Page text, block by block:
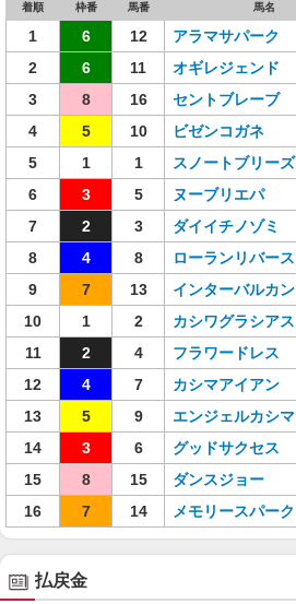
着順 枠番 馬番 馬名
1 6 12 アラマサパーク
2
6 11 オギレジェンド
3
8 16 セントブレーブ
4
5 10 ビゼンコガネ
5
1 1 スノートブリーズ
6
3 5 ヌーブリエパ
7
2 3 ダイイチノゾミ
8
4 8 ローランリバース
9
7 13 インターバルカン
10
1 2 カシワグラシアス
11
2 4 フラワードレス
12
4 7 カシマアイアン
13
5 9 エンジェルカシマ
14
3 6 グッドサクセス
15
8 15 ダンスジョー
16
7 14 メモリースパーク
払戻金